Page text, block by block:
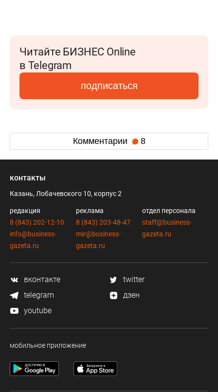
Читайте БИЗНЕС Online
в Telegram
подписаться
Комментарии 8
контакты
Казань, Лобачевского 10, корпус 2
редакция
8 (843) 202-12-10
info@business-
gazeta.ru
реклама
8 (843) 203-48-47
mir@business-
gazeta.ru
отдел персонала
staff@business-
gazeta.ru
вконтакте
twitter
telegram
дзен
youtube
мобильное приложение